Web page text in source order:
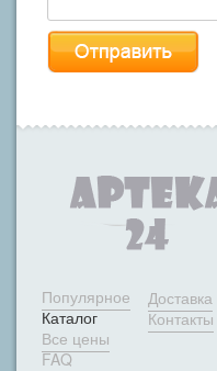
Популярное
Каталог
Все цены
FAQ
Доставка
Контакты